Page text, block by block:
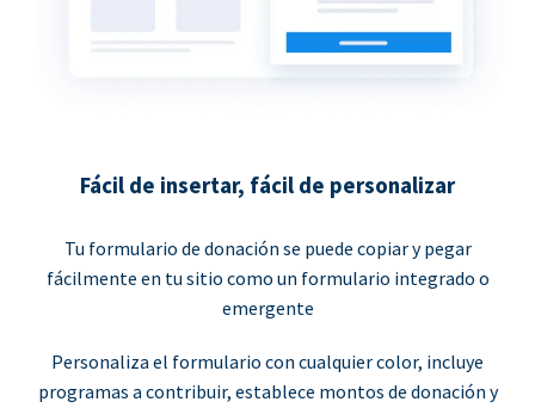
Fácil de insertar, fácil de personalizar
Tu formulario de donación se puede copiar y pegar
fácilmente en tu sitio como un formulario integrado o
emergente
Personaliza el formulario con cualquier color, incluye
programas a contribuir, establece montos de donación y